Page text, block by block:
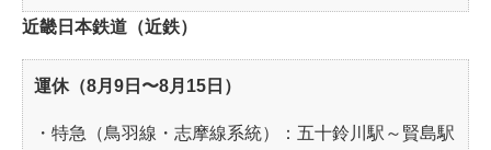
近畿日本鉄道（近鉄）
運休（8月9日〜8月15日）
・特急（鳥羽線・志摩線系統）：五十鈴川駅～賢島駅